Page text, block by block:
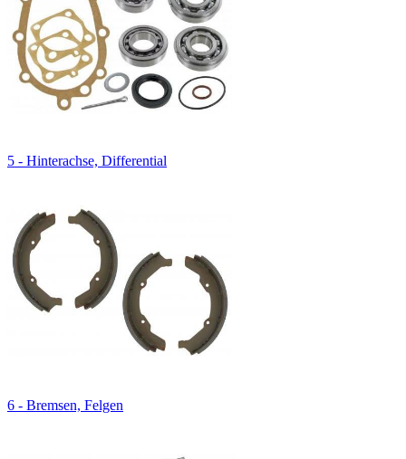
5 - Hinterachse, Differential
6 - Bremsen, Felgen